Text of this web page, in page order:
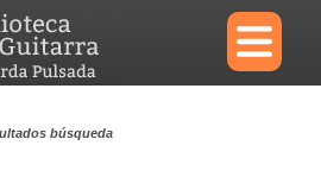
×
búsqueda